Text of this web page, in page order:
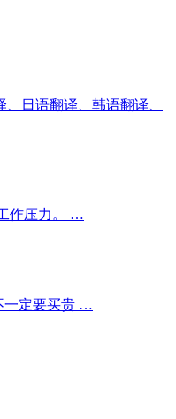
日语翻译、韩语翻译、
作压力。 …
一定要买贵 …